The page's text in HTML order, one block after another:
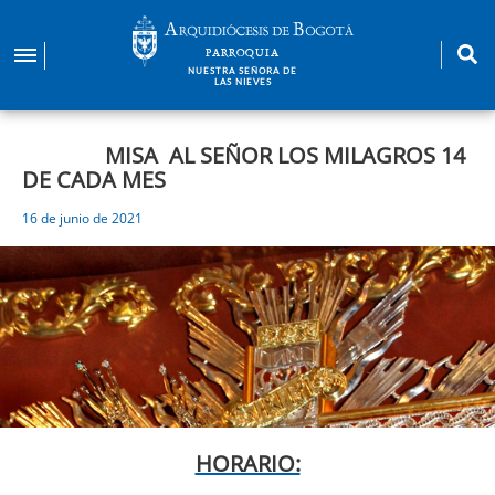
contenido
PARROQUIA
NUESTRA SEÑORA DE
LAS NIEVES
MISA AL SEÑOR LOS MILAGROS 14
DE CADA MES
16 de junio de 2021
HORARIO: